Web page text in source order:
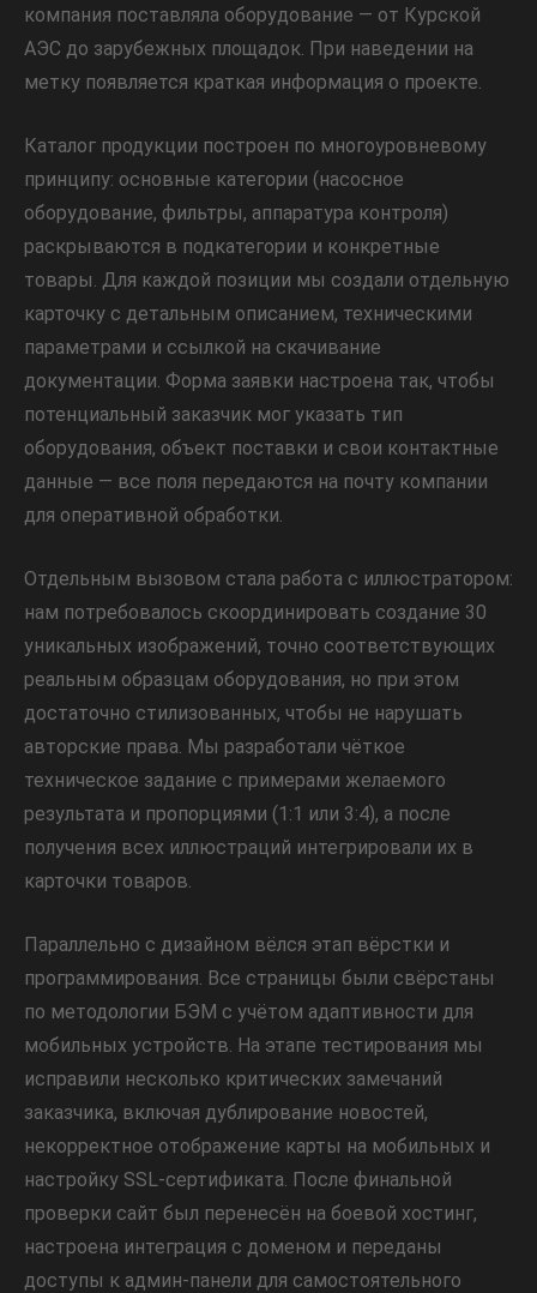
компания поставляла оборудование — от Курской
АЭС до зарубежных площадок. При наведении на
метку появляется краткая информация о проекте.
Каталог продукции построен по многоуровневому
принципу: основные категории (насосное
оборудование, фильтры, аппаратура контроля)
раскрываются в подкатегории и конкретные
товары. Для каждой позиции мы создали отдельную
карточку с детальным описанием, техническими
параметрами и ссылкой на скачивание
документации. Форма заявки настроена так, чтобы
потенциальный заказчик мог указать тип
оборудования, объект поставки и свои контактные
данные — все поля передаются на почту компании
для оперативной обработки.
Отдельным вызовом стала работа с иллюстратором:
нам потребовалось скоординировать создание 30
уникальных изображений, точно соответствующих
реальным образцам оборудования, но при этом
достаточно стилизованных, чтобы не нарушать
авторские права. Мы разработали чёткое
техническое задание с примерами желаемого
результата и пропорциями (1:1 или 3:4), а после
получения всех иллюстраций интегрировали их в
карточки товаров.
Параллельно с дизайном вёлся этап вёрстки и
программирования. Все страницы были свёрстаны
по методологии БЭМ с учётом адаптивности для
мобильных устройств. На этапе тестирования мы
исправили несколько критических замечаний
заказчика, включая дублирование новостей,
некорректное отображение карты на мобильных и
настройку SSL-сертификата. После финальной
проверки сайт был перенесён на боевой хостинг,
настроена интеграция с доменом и переданы
доступы к админ-панели для самостоятельного